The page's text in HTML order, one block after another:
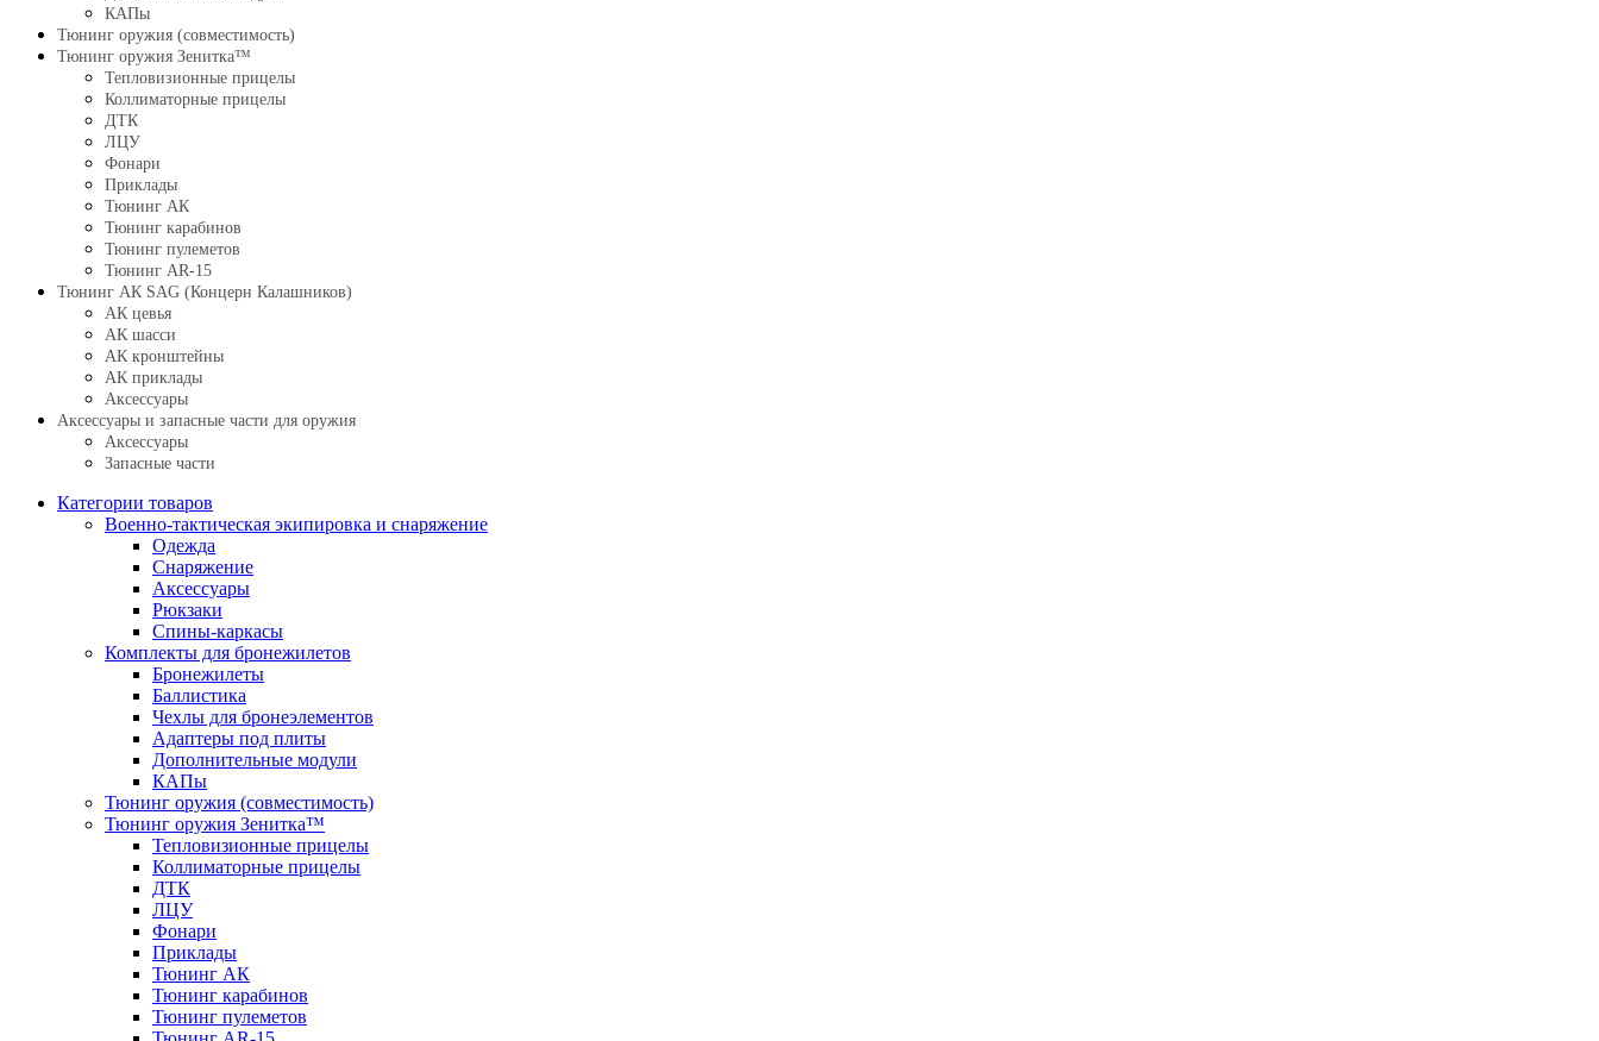
КАПы
Тюнинг оружия (совместимость)
Тюнинг оружия Зенитка™
Тепловизионные прицелы
Коллиматорные прицелы
ДТК
ЛЦУ
Фонари
Приклады
Тюнинг АК
Тюнинг карабинов
Тюнинг пулеметов
Тюнинг AR-15
Тюнинг АК SAG (Концерн Калашников)
АК цевья
АК шасси
АК кронштейны
АК приклады
Аксессуары
Аксессуары и запасные части для оружия
Аксессуары
Запасные части
Категории товаров
Военно-тактическая экипировка и снаряжение
Одежда
Снаряжение
Аксессуары
Рюкзаки
Спины-каркасы
Комплекты для бронежилетов
Бронежилеты
Баллистика
Чехлы для бронеэлементов
Адаптеры под плиты
Дополнительные модули
КАПы
Тюнинг оружия (совместимость)
Тюнинг оружия Зенитка™
Тепловизионные прицелы
Коллиматорные прицелы
ДТК
ЛЦУ
Фонари
Приклады
Тюнинг АК
Тюнинг карабинов
Тюнинг пулеметов